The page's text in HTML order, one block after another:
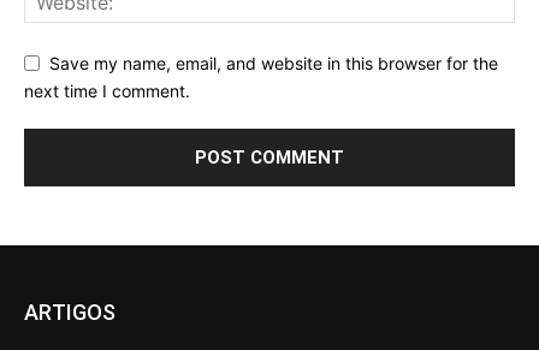
Save my name, email, and website in this browser for the
next time I comment.
ARTIGOS